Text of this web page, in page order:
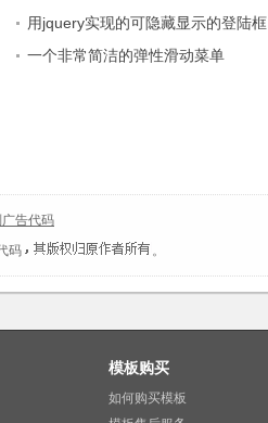
用jquery实现的可隐藏显示的登陆框
一个非常简洁的弹性滑动菜单
告代码
码 。
模板购买
如何购买模板